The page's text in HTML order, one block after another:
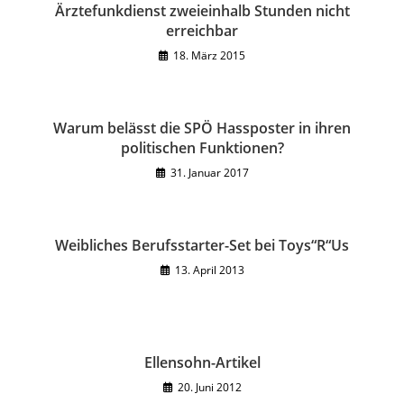
Ärztefunkdienst zweieinhalb Stunden nicht
erreichbar
18. März 2015
Warum belässt die SPÖ Hassposter in ihren
politischen Funktionen?
31. Januar 2017
Weibliches Berufsstarter-Set bei Toys“R“Us
13. April 2013
Ellensohn-Artikel
20. Juni 2012